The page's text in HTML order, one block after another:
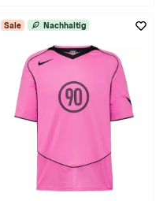
Sale Nachhaltig